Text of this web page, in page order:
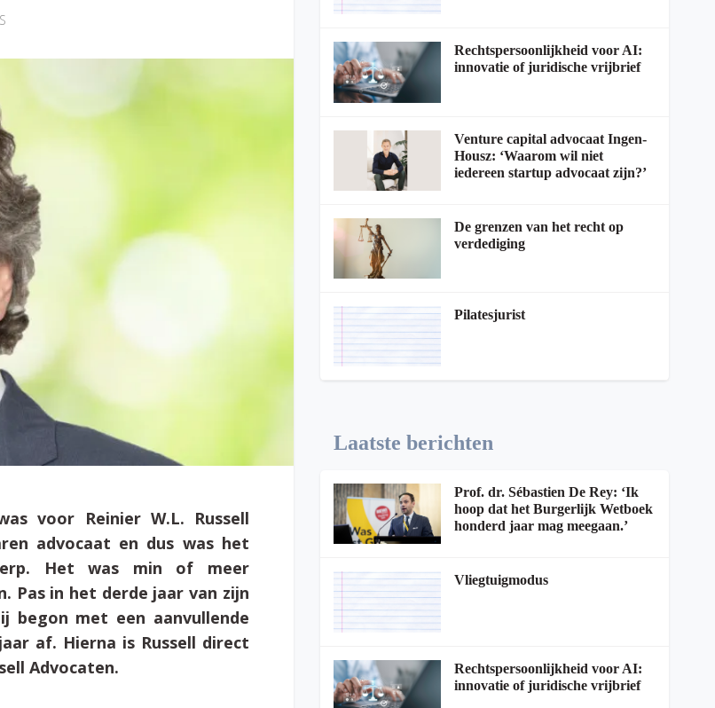
voor Reinier W.L. Russell
advocaat en dus was het
Het was min of meer
Pas in het derde jaar van zijn
begon met een aanvullende
af. Hierna is Russell direct
Advocaten.
Rechtspersoonlijkheid voor AI:
innovatie of juridische vrijbrief
Venture capital advocaat Ingen-
Housz: ‘Waarom wil niet
iedereen startup advocaat zijn?’
De grenzen van het recht op
verdediging
Pilatesjurist
Laatste berichten
Prof. dr. Sébastien De Rey: ‘Ik
hoop dat het Burgerlijk Wetboek
honderd jaar mag meegaan.’
Vliegtuigmodus
Rechtspersoonlijkheid voor AI:
innovatie of juridische vrijbrief